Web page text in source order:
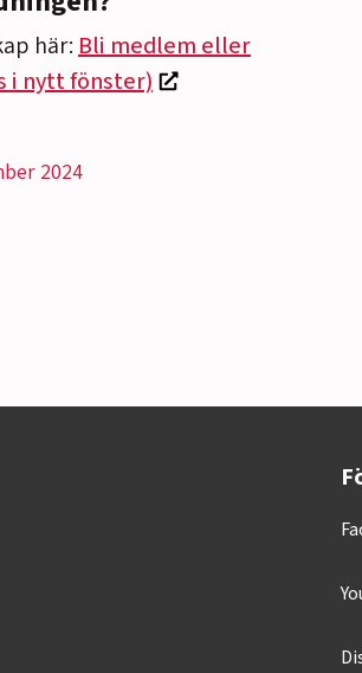
här:Bli medlem eller
i nytt fönster)
2024